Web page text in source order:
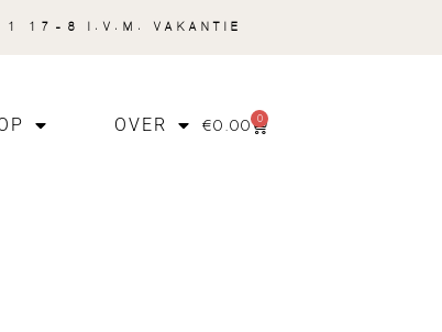
1 17-8 I.V.M. VAKANTIE
OVER €0.00 0